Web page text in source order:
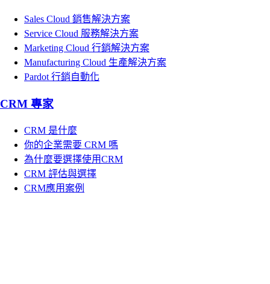
Sales Cloud 銷售解決方案
Service Cloud 服務解決方案
Marketing Cloud 行銷解決方案
Manufacturing Cloud 生產解決方案
Pardot 行銷自動化
CRM 專家
CRM 是什麼
你的企業需要 CRM 嗎
為什麼要選擇使用CRM
CRM 評估與選擇
CRM應用案例